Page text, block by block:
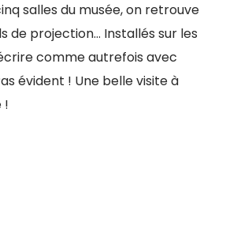
salles du musée, on retrouve
de projection… Installés sur les
comme autrefois avec
évident ! Une belle visite à
!